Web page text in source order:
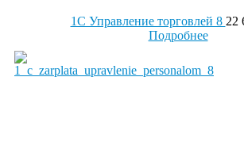
1С Управление торговлей 8 22
Подробнее